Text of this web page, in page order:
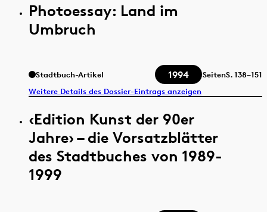
Photoessay: Land im
Umbruch
Stadtbuch-Artikel 1994 SeitenS.138–151
Weitere Details des Dossier-Eintrags anzeigen
‹Edition Kunst der 90er
Jahre› – die Vorsatzblätter
des Stadtbuches von 1989-
1999